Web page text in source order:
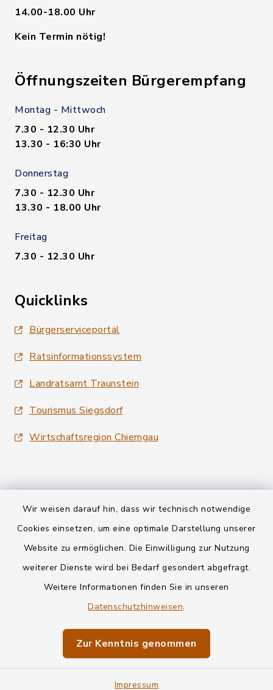
Wir weisen darauf hin, dass wir technisch notwendige
Cookies einsetzen, um eine optimale Darstellung unserer
Website zu ermöglichen. Die Einwilligung zur Nutzung
weiterer Dienste wird bei Bedarf gesondert abgefragt.
Weitere Informationen finden Sie in unseren
Datenschutzhinweisen.
Zur Kenntnis genommen
Impressum
14.00-18.00 Uhr
Kein Termin nötig!
Öffnungszeiten Bürgerempfang
Montag - Mittwoch
7.30 - 12.30 Uhr
13.30 - 16:30 Uhr
Donnerstag
7.30 - 12.30 Uhr
13.30 - 18.00 Uhr
Freitag
7.30 - 12.30 Uhr
Quicklinks
Bürgerserviceportal
Ratsinformationssystem
Landratsamt Traunstein
Tourismus Siegsdorf
Wirtschaftsregion Chiemgau
Kontakt
Informationspflichten
Impressum
Sitemap